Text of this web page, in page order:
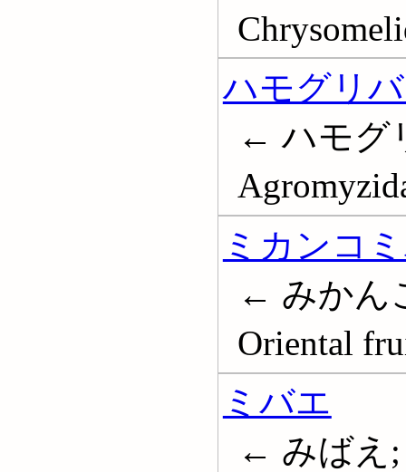
ハモグリ
← ハモグ
ミカンコ
← みかん
Oriental
ミバエ
← みばえ;